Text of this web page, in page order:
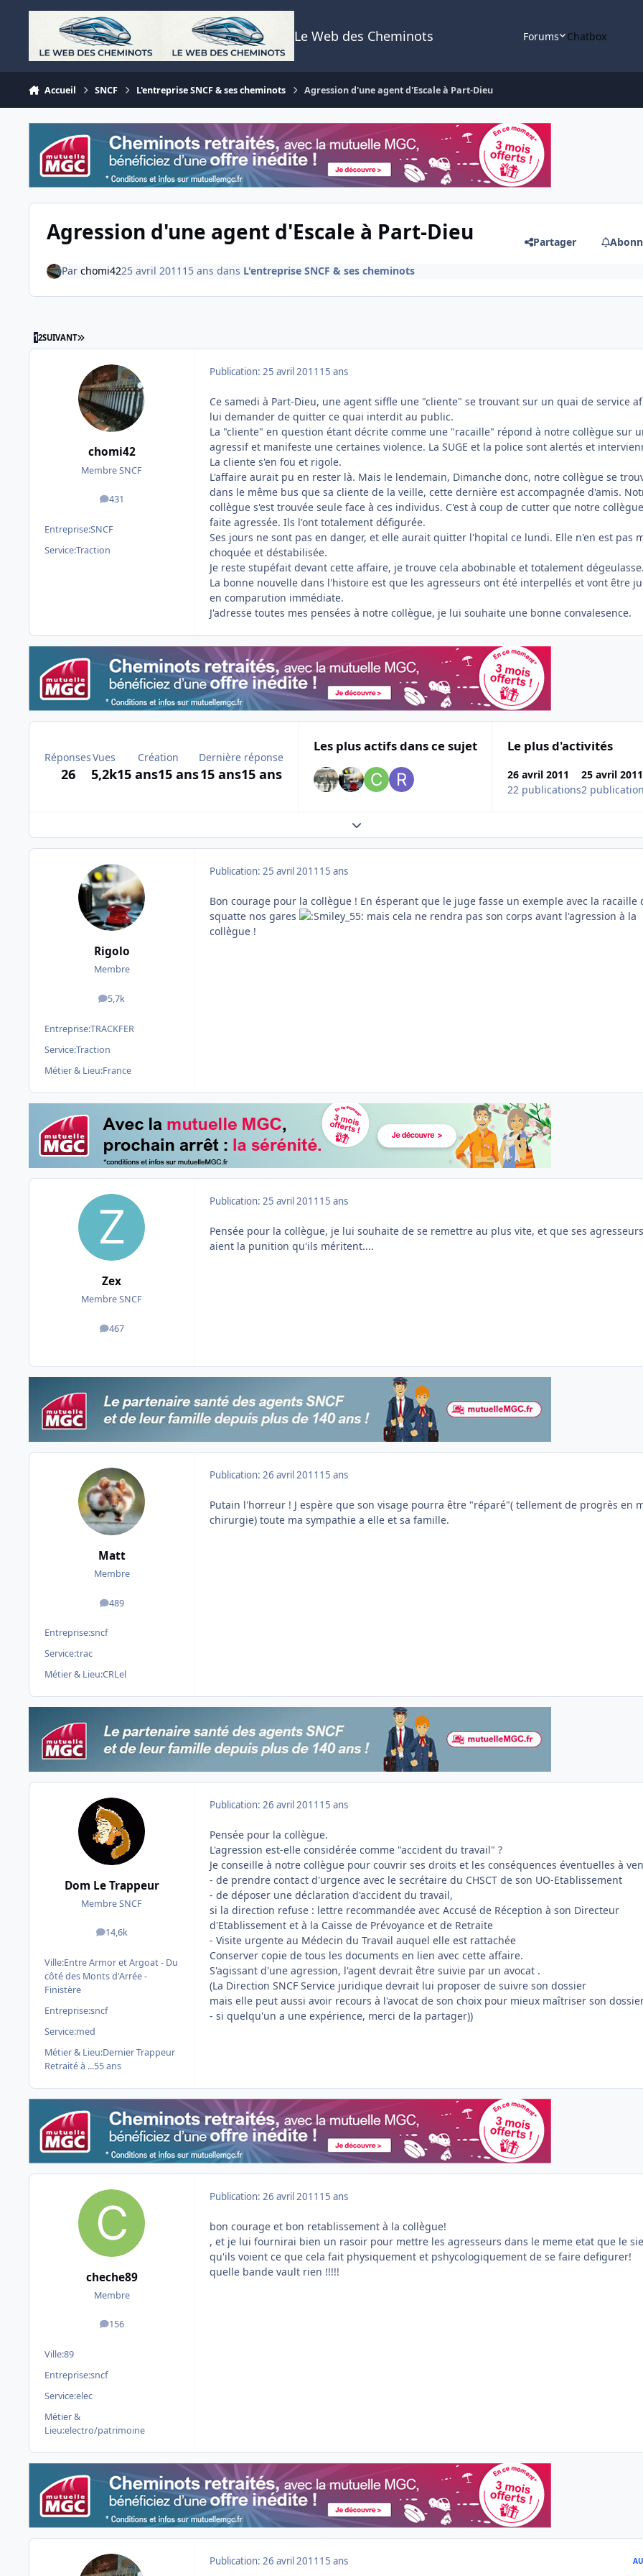
Aller au contenu
Le Web des Cheminots Forums Chatbox
Accueil SNCF L'entreprise SNCF & ses cheminots Agression d'une agent d'Escale à Part-Dieu
Agression d'une agent d'Escale à Part-Dieu Partager
Par chomi4225 avril 2011 15 ans dans L'entreprise SNCF & ses cheminots
12SUIVANT DERNIÈRE PAGE
chomi42
Membre SNCF
431
messages
Entreprise:SNCF
Service:Traction
Publication: 25 avril 2011 15 ans
Ce samedi à Part-Dieu, une agent siffle une "cliente" se trouvant sur un quai de service
lui demander de quitter ce quai interdit au public.
La "cliente" en question étant décrite comme une "racaille" répond à notre collègue sur
agressif et manifeste une certaines violence. La SUGE et la police sont alertés et
La cliente s'en fou et rigole.
L'affaire aurait pu en rester là. Mais le lendemain, Dimanche donc, notre collègue se
dans le même bus que sa cliente de la veille, cette dernière est accompagnée d'amis.
collègue s'est trouvée seule face à ces individus. C'est à coup de cutter que notre
faite agressée. Ils l'ont totalement défigurée.
Ses jours ne sont pas en danger, et elle aurait quitter l'hopital ce lundi. Elle n'en est pas
choquée et déstabilisée.
Je reste stupéfait devant cette affaire, je trouve cela abobinable et totalement
La bonne nouvelle dans l'histoire est que les agresseurs ont été interpellés et vont être
en comparution immédiate.
J'adresse toutes mes pensées à notre collègue, je lui souhaite une bonne convalesence.
Réponses
26
Vues
5,2k
Création
15 ans15 ans
Dernière réponse
15 ans15 ans
Les plus actifs dans ce sujet Le plus d'activités
26 avril 2011
22 publications
25 avril 2011
2
Expand topic overview
Rigolo
Membre
5,7k
messages
Entreprise:TRACKFER
Service:Traction
Métier & Lieu:France
Publication: 25 avril 2011 15 ans
Bon courage pour la collègue ! En ésperant que le juge fasse un exemple avec la racaille
squatte nos gares
mais cela ne rendra pas son corps avant l'agression à la
collègue !
Zex
Membre SNCF
467
messages
Publication: 25 avril 2011 15 ans
Pensée pour la collègue, je lui souhaite de se remettre au plus vite, et que ses agresseurs
aient la punition qu'ils méritent....
Matt
Membre
489
messages
Entreprise:sncf
Service:trac
Métier & Lieu:CRLel
Publication: 26 avril 2011 15 ans
Putain l'horreur ! J espère que son visage pourra être "réparé"( tellement de progrès en
chirurgie) toute ma sympathie a elle et sa famille.
Dom Le Trappeur
Membre SNCF
14,6k
messages
Ville:Entre Armor et Argoat - Du
côté des Monts d'Arrée -
Finistère
Entreprise:sncf
Service:med
Métier & Lieu:Dernier Trappeur
Retraité à ...55 ans
Publication: 26 avril 2011 15 ans
Pensée pour la collègue.
L'agression est-elle considérée comme "accident du travail" ?
Je conseille à notre collègue pour couvrir ses droits et les conséquences éventuelles à
- de prendre contact d'urgence avec le secrétaire du CHSCT de son UO-Etablissement
- de déposer une déclaration d'accident du travail,
si la direction refuse : lettre recommandée avec Accusé de Réception à son Directeur
d'Etablissement et à la Caisse de Prévoyance et de Retraite
- Visite urgente au Médecin du Travail auquel elle est rattachée
Conserver copie de tous les documents en lien avec cette affaire.
S'agissant d'une agression, l'agent devrait être suivie par un avocat .
(La Direction SNCF Service juridique devrait lui proposer de suivre son dossier
mais elle peut aussi avoir recours à l'avocat de son choix pour mieux maîtriser son
- si quelqu'un a une expérience, merci de la partager))
cheche89
Membre
156
messages
Ville:89
Entreprise:sncf
Service:elec
Métier &
Lieu:electro/patrimoine
Publication: 26 avril 2011 15 ans
bon courage et bon retablissement à la collègue!
, et je lui fournirai bien un rasoir pour mettre les agresseurs dans le meme etat que le
qu'ils voient ce que cela fait physiquement et pshycologiquement de se faire defigurer!
quelle bande vault rien !!!!!
Publication: 26 avril 2011 15 ans